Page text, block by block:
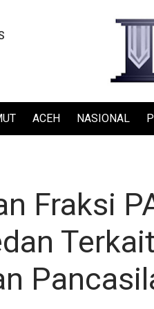
ACEH NASIONAL
Fraksi